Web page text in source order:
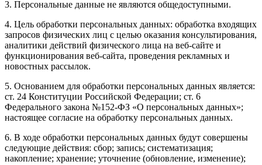
3. Персональные данные не являются общедоступными.
4. Цель обработки персональных данных: обработка входящих
запросов физических лиц с целью оказания консультирования,
аналитики действий физического лица на веб-сайте и
функционирования веб-сайта, проведения рекламных и
новостных рассылок.
5. Основанием для обработки персональных данных является:
ст. 24 Конституции Российской Федерации; ст. 6
Федерального закона №152-ФЗ «О персональных данных»;
настоящее согласие на обработку персональных данных.
6. В ходе обработки персональных данных будут совершены
следующие действия: сбор; запись; систематизация;
накопление; хранение; уточнение (обновление, изменение);